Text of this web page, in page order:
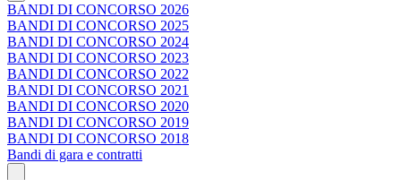
BANDI DI CONCORSO 2026
BANDI DI CONCORSO 2025
BANDI DI CONCORSO 2024
BANDI DI CONCORSO 2023
BANDI DI CONCORSO 2022
BANDI DI CONCORSO 2021
BANDI DI CONCORSO 2020
BANDI DI CONCORSO 2019
BANDI DI CONCORSO 2018
Bandi di gara e contratti